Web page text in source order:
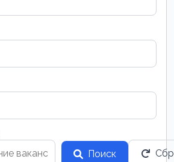
Поиск